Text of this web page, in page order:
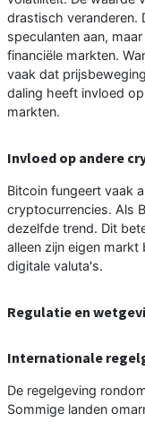
drastisch veranderen.
speculanten aan,
financiële markten.
vaak dat
daling heeft invloed
markten.
Invloed op andere
Bitcoin fungeert vaak
cryptocurrencies. Als
dezelfde trend. Dit
alleen zijn eigen
digitale valuta's.
Regulatie en
Internationale
De regelgeving
Sommige landen